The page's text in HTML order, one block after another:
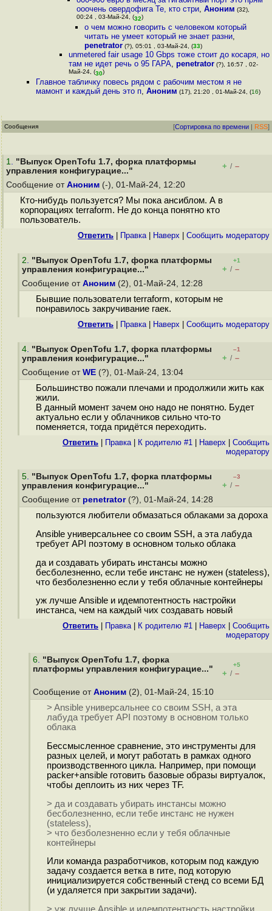
ооочень овердофига Те, кто стри, Аноним (32),
00:24 , 03-Май-24, (32)
о чем можно говорить с человеком который
читать не умеет который не знает разни,
penetrator (?), 05:01 , 03-Май-24, (33)
unmetered fair usage 10 Gbps тоже стоит до косаря, но
там не идет речь о 95 ГАРА, penetrator(?), 16:57 , 02-
Май-24, (30)
Главное табличку повесь рядом с рабочим местом я не
мамонт и каждый день это п,Аноним (17), 21:20 , 01-Май-24, (16)
Сообщения [Сортировка по времени | RSS]
1. "Выпуск OpenTofu 1.7, форка платформы
управления конфигурацие..."
+ / –
Сообщение от Аноним (-), 01-Май-24, 12:20
Кто-нибудь пользуется? Мы пока ансиблом. А в
корпорациях terraform. Не до конца понятно кто
пользователь.
Ответить Правка| Наверх Cообщить модератору
2. "Выпуск OpenTofu 1.7, форка платформы
управления конфигурацие..."
+1
+ / –
Сообщение от Аноним (2), 01-Май-24, 12:28
Бывшие пользователи terraform, которым не
понравилось закручивание гаек.
Ответить Правка| Наверх Cообщить модератору
4. "Выпуск OpenTofu 1.7, форка платформы
управления конфигурацие..."
–1
+ / –
Сообщение от WE (?), 01-Май-24, 13:04
Большинство пожали плечами и продолжили жить как
жили.
В данный момент зачем оно надо не понятно. Будет
актуально если у облачников сильно что-то
поменяется, тогда придётся переходить.
Ответить Правка| К родителю #1 Наверх
Cообщить
модератору
5. "Выпуск OpenTofu 1.7, форка платформы
управления конфигурацие..."
–3
+ / –
Сообщение от penetrator(?), 01-Май-24, 14:28
пользуются любители обмазаться облаками за дороха
Ansible универсальнее со своим SSH, а эта лабуда
требует API поэтому в основном только облака
да и создавать убирать инстансы можно
бесболезненно, если тебе инстанс не нужен (stateless),
что безболезненно если у тебя облачные контейнеры
уж лучше Ansible и идемпотентность настройки
инстанса, чем на каждый чих создавать новый
Ответить Правка| К родителю #1 Наверх
Cообщить
модератору
6. "Выпуск OpenTofu 1.7, форка
платформы управления конфигурацие..."
+5
+ / –
Сообщение от Аноним (2), 01-Май-24, 15:10
> Ansible универсальнее со своим SSH, а эта
лабуда требует API поэтому в основном только
облака
Бессмысленное сравнение, это инструменты для
разных целей, и могут работать в рамках одного
производственного цикла. Например, при помощи
packer+ansible готовить базовые образы виртуалок,
чтобы деплоить из них через TF.
> да и создавать убирать инстансы можно
бесболезненно, если тебе инстанс не нужен
(stateless),
> что безболезненно если у тебя облачные
контейнеры
Или команда разработчиков, которым под каждую
задачу создается ветка в гите, под которую
инициализируется собственный стенд со всеми БД
(и удаляется при закрытии задачи).